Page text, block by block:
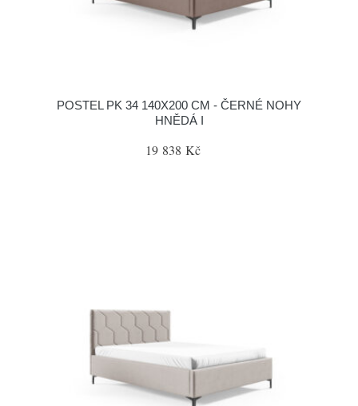
POSTEL PK 34 140X200 CM - ČERNÉ NOHY
HNĚDÁ I
19 838 Kč